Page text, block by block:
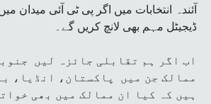
آئندہ انتخابات میں اگر پی ٹی آئی میدان
ڈیجیٹل مہم بھی لانچ کریں گے۔
اب اگر ہم تقابلی جائزہ لیں
ممالک جن میں پاکستان، انڈیا،
ہیں کہ کیا ان ممالک میں بھی